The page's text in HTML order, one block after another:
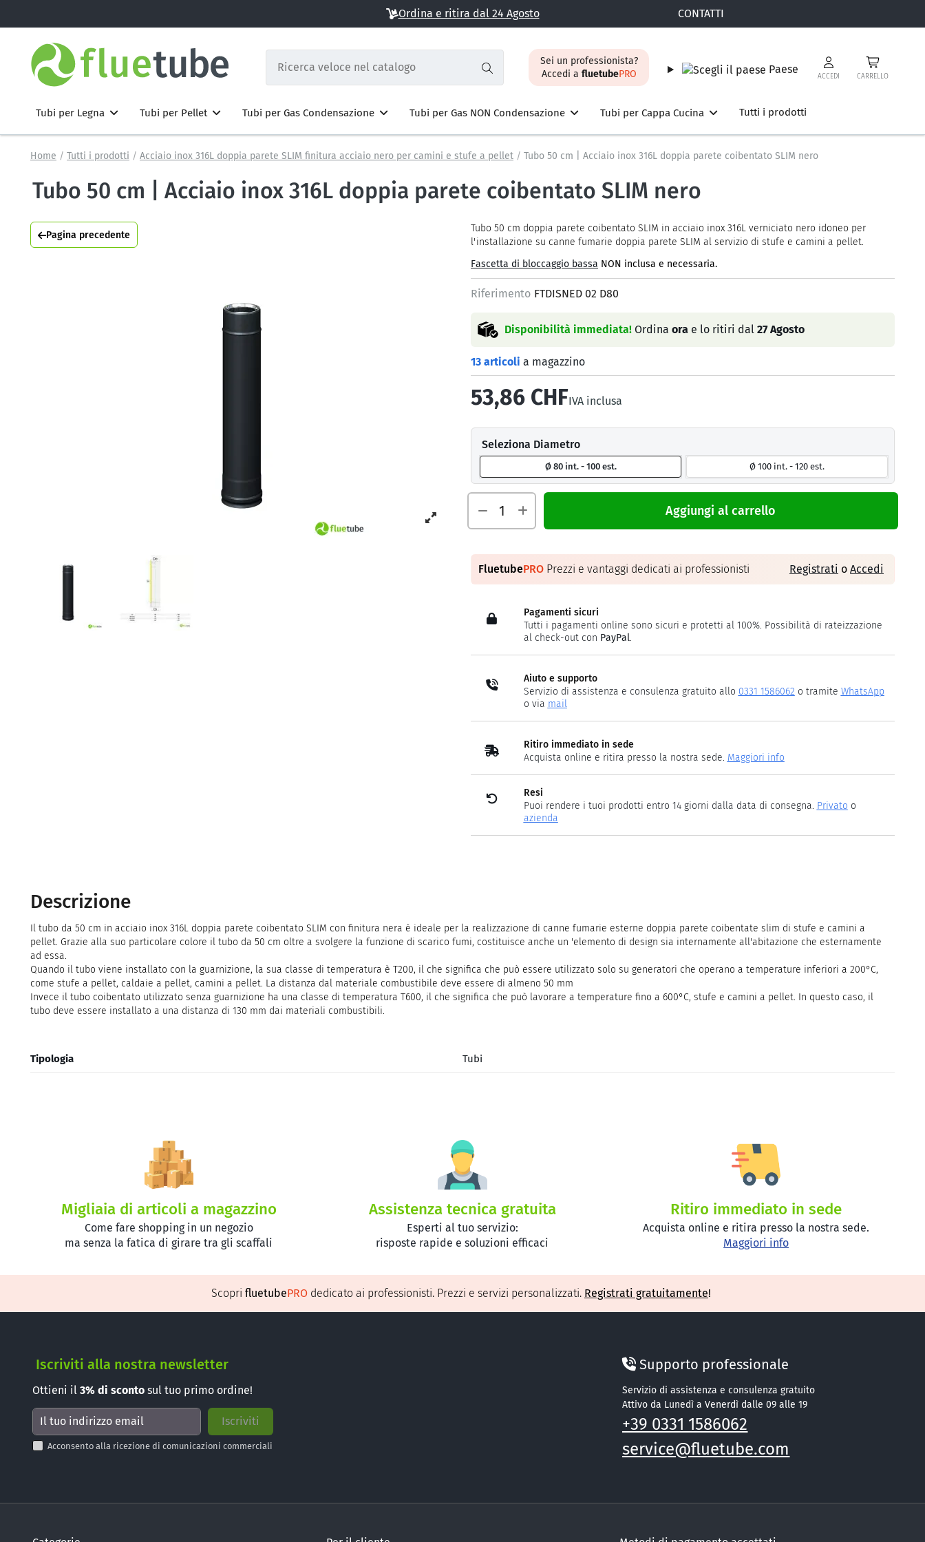
Ordina e ritira dal 24 Agosto CONTATTI
Sei un professionista?
Accedi a fluetubePRO Paese
ACCEDI CARRELLO
Tubi per Legna Tubi per Pellet Tubi per Gas Condensazione Tubi per Gas NON Condensazione Tubi per Cappa Cucina Tutti i prodotti
Home Tutti i prodotti Acciaio inox 316L doppia parete SLIM finitura acciaio nero per camini e stufe a pellet Tubo 50 cm | Acciaio inox 316L doppia parete coibentato SLIM nero
Tubo 50 cm | Acciaio inox 316L doppia parete coibentato SLIM nero
Pagina precedente
Tubo 50 cm doppia parete coibentato SLIM in acciaio inox 316L verniciato nero idoneo per
l'installazione su canne fumarie doppia parete SLIM al servizio di stufe e camini a pellet.
Fascetta di bloccaggio bassa NON inclusa e necessaria.
Riferimento FTDISNED 02 D80
Disponibilità immediata! Ordina ora e lo ritiri dal 27 Agosto
13 articoli a magazzino
53,86 CHFIVA inclusa
Seleziona Diametro
Ø 80 int. - 100 est. Ø 100 int. - 120 est.
Aggiungi al carrello
FluetubePRO Prezzi e vantaggi dedicati ai professionisti Registrati o Accedi
Pagamenti sicuri
Tutti i pagamenti online sono sicuri e protetti al 100%. Possibilità di rateizzazione
al check-out con PayPal.
Aiuto e supporto
Servizio di assistenza e consulenza gratuito allo 0331 1586062 o tramite WhatsApp
o via mail
Ritiro immediato in sede
Acquista online e ritira presso la nostra sede. Maggiori info
Resi
Puoi rendere i tuoi prodotti entro 14 giorni dalla data di consegna. Privato o
azienda
Descrizione
Il tubo da 50 cm in acciaio inox 316L doppia parete coibentato SLIM con finitura nera è ideale per la realizzazione di canne fumarie esterne doppia parete coibentate slim di stufe e camini a
pellet. Grazie alla suo particolare colore il tubo da 50 cm oltre a svolgere la funzione di scarico fumi, costituisce anche un 'elemento di design sia internamente all'abitazione che esternamente
ad essa.
Quando il tubo viene installato con la guarnizione, la sua classe di temperatura è T200, il che significa che può essere utilizzato solo su generatori che operano a temperature inferiori a 200°C,
come stufe a pellet, caldaie a pellet, camini a pellet. La distanza dal materiale combustibile deve essere di almeno 50 mm
Invece il tubo coibentato utilizzato senza guarnizione ha una classe di temperatura T600, il che significa che può lavorare a temperature fino a 600°C, stufe e camini a pellet. In questo caso, il
tubo deve essere installato a una distanza di 130 mm dai materiali combustibili.
Tipologia Tubi
Migliaia di articoli a magazzino
Come fare shopping in un negozio
ma senza la fatica di girare tra gli scaffali
Assistenza tecnica gratuita
Esperti al tuo servizio:
risposte rapide e soluzioni efficaci
Ritiro immediato in sede
Acquista online e ritira presso la nostra sede.
Maggiori info
Scopri fluetubePRO dedicato ai professionisti. Prezzi e servizi personalizzati. Registrati gratuitamente!
Iscriviti alla nostra newsletter
Ottieni il 3% di sconto sul tuo primo ordine!
Acconsento alla ricezione di comunicazioni commerciali
Supporto professionale
Servizio di assistenza e consulenza gratuito
Attivo da Lunedì a Venerdì dalle 09 alle 19
+39 0331 1586062
service@fluetube.com